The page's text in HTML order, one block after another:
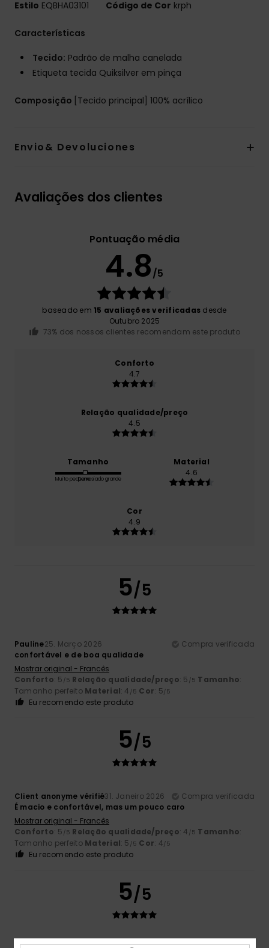
Estilo EQBHA03101 Código de Cor krph
Características
Tecido: Padrão de malha canelada
Etiqueta tecida Quiksilver em pinça
Composição [Tecido principal] 100% acrílico
Envio& Devoluciones
Avaliações dos clientes
Pontuação média
4.8/5
baseado em 15 avaliações verificadas desde
Outubro 2025
73% dos nossos clientes recomendam este produto
Conforto
4.7
Relação qualidade/preço
4.5
Tamanho
Muito pequenoDemasiado grande
Material
4.6
Cor
4.9
5/5
Pauline25. Março 2026
Compra verificada
confortável e de boa qualidade
Mostrar original - Francês
Conforto: 5 /5 Relação qualidade/preço: 5 /5 Tamanho:
Tamanho perfeito Material: 4 /5 Cor: 5/5
Eu recomendo este produto
5/5
Client anonyme vérifié31. Janeiro 2026
Compra verificada
É macio e confortável, mas um pouco caro
Mostrar original - Francês
Conforto: 5 /5 Relação qualidade/preço: 4 /5 Tamanho:
Tamanho perfeito Material: 5 /5 Cor: 4/5
Eu recomendo este produto
5/5